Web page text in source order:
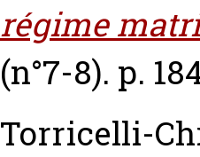
régime
(n°7-8). p.
Torricelli-